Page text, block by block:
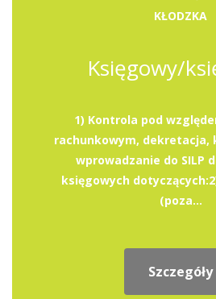
KŁODZKA
Księgowy/
1) Kontrola pod
rachunkowym, dekretacja,
wprowadzanie do SILP
księgowych
(poza...
Szczegóły